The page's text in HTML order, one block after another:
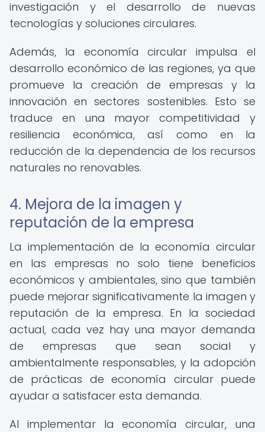
investigación y el desarrollo de nuevas
tecnologías y soluciones circulares.
Además, la economía circular impulsa el
desarrollo económico de las regiones, ya que
promueve la creación de empresas y la
innovación en sectores sostenibles. Esto se
traduce en una mayor competitividad y
resiliencia económica, así como en la
reducción de la dependencia de los recursos
naturales no renovables.
4. Mejora de la imagen y
reputación de la empresa
La implementación de la economía circular
en las empresas no solo tiene beneficios
económicos y ambientales, sino que también
puede mejorar significativamente la imagen y
reputación de la empresa. En la sociedad
actual, cada vez hay una mayor demanda
de empresas que sean social y
ambientalmente responsables, y la adopción
de prácticas de economía circular puede
ayudar a satisfacer esta demanda.
Al implementar la economía circular, una